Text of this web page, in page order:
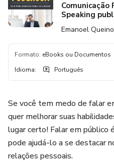
Comunicação
Speaking
Emanoel Queino
Formato: eBooks ou Documentos
Idioma: Português
Se você tem medo de falar
quer melhorar suas
lugar certo! Falar em público
pode ajudá-lo a se destacar
relações pessoais.